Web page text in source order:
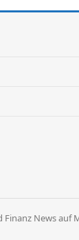
Finanz News auf